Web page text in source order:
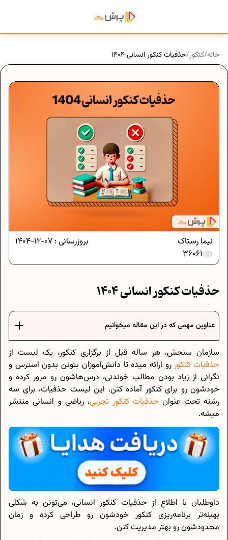
خانه/کنکور/حذفیات کنکور انسانی 1404
بروزرسانی : 07-12-1404
نیما رستاک
36061
حذفیات کنکور انسانی 1404
عناوین مهمی که در این مقاله میخوانیم
سازمان سنجش، هر ساله قبل از برگزاری کنکور، یک لیست از
حذفیات کنکوررو ارائه میده تا دانش‌آموزان بتونن بدون استرس و
نگرانی از زیاد بودن مطالب خوندنی، درس‌هاشون رو مرور کرده و
خودشون رو برای کنکور آماده کنن. این لیست حذفیات، برای سه
رشته تحت عنوان حذفیات کنکور تجربی، ریاضی و انسانی منتشر
میشه.
داوطلبان با اطلاع از حذفیات کنکور انسانی، می‌تونن به شکلی
بهینه‌تر برنامه‌ریزی کنکور خودشون رو طراحی کرده و زمان
محدودشون رو بهتر مدیریت کنن.